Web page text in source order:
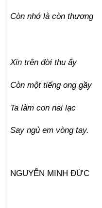
Còn nhớ là còn thương
Xin trên đời thu ấy
Còn một tiếng ong gầy
Ta làm con nai lạc
Say ngủ em vòng tay.
NGUYỄN MINH ĐỨC